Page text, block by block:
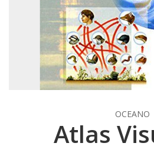
OCEANO
Atlas